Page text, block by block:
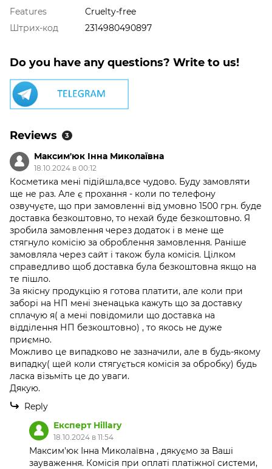
Features
Cruelty-free
Штрих-код
2314980490897
Do you have any questions? Write to us!
Reviews 3
Максим'юк Інна Миколаївна
18.10.2024 в 00:12
Косметика мені підійшла,все чудово. Буду замовляти
ще не раз. Але є прохання - коли по телефону
озвучуєте, що при замовленні від умовно 1500 грн. буде
доставка безкоштовно, то нехай буде безкоштовно. Я
зробила замовлення через додаток і в мене ще
стягнуло комісію за оброблення замовлення. Раніше
замовляла через сайт і також була комісія. Цілком
справедливо щоб доставка була безкоштовна якщо на
те пішло.
За якісну продукцію я готова платити, але коли при
заборі на НП мені зненацька кажуть що за доставку
сплачую я( а мені повідомили що доставка на
відділення НП безкоштовно) , то якось не дуже
приємно.
Можливо це випадково не зазначили, але в будь-якому
випадку( щей коли стягується комісія за обробку) будь
ласка візьміть це до уваги.
Дякую.
Reply
Експерт Hillary
18.10.2024 в 11:54
Максим'юк Інна Миколаївна , дякуємо за Ваші
зауваження. Комісія при оплаті платіжної системи,